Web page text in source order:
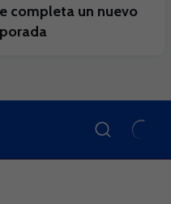
completa un nuevo